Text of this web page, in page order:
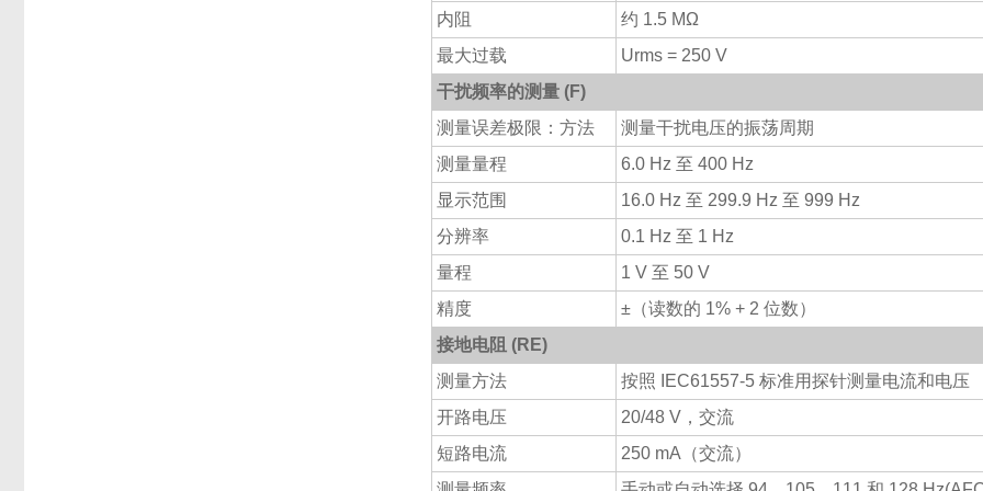
内阻
约 1.5 MΩ
最大过载
Urms = 250 V
干扰频率的测量 (F)
测量误差极限：方法
测量干扰电压的振荡周期
测量量程
6.0 Hz 至 400 Hz
显示范围
16.0 Hz 至 299.9 Hz 至 999 Hz
分辨率
0.1 Hz 至 1 Hz
量程
1 V 至 50 V
精度
±（读数的 1% + 2 位数）
接地电阻 (RE)
测量方法
按照 IEC61557-5 标准用探针测量电流和电压
开路电压
20/48 V，交流
短路电流
250 mA（交流）